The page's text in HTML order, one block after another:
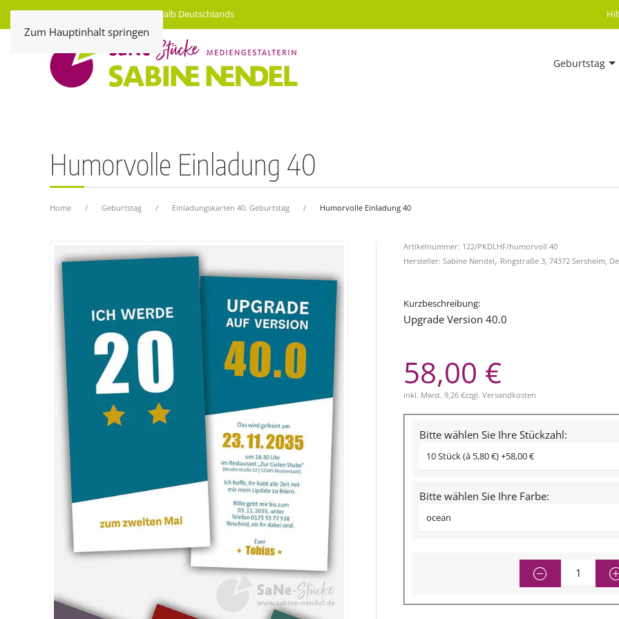
Zum Hauptinhalt springen
Kostenloser Versand innerhalb Deutschlands
Geburtstag
Humorvolle Einladung 40
Home Geburtstag Einladungskarten 40. Geburtstag Humorvolle Einladung 40
Artikelnummer: 122/PKDLHF/humorvoll 40
Hersteller: Sabine Nendel, Ringstraße 3, 74372 Sersheim,
Kurzbeschreibung:
Upgrade Version 40.0
58,00 €
inkl. Mwst. 9,26 €zzgl. Versandkosten
Bitte wählen Sie Ihre Stückzahl:
Bitte wählen Sie Ihre Farbe: